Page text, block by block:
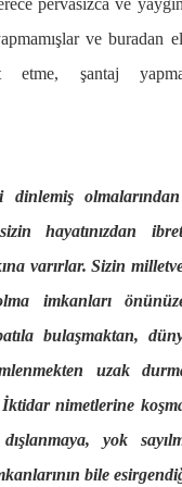
pervasızca ve
ve buradan
etme, şantaj
dinlemiş
hayatınızdan
varırlar. Sizin
imkanları
bulaşmaktan,
uzak
nimetlerine
yok
bile